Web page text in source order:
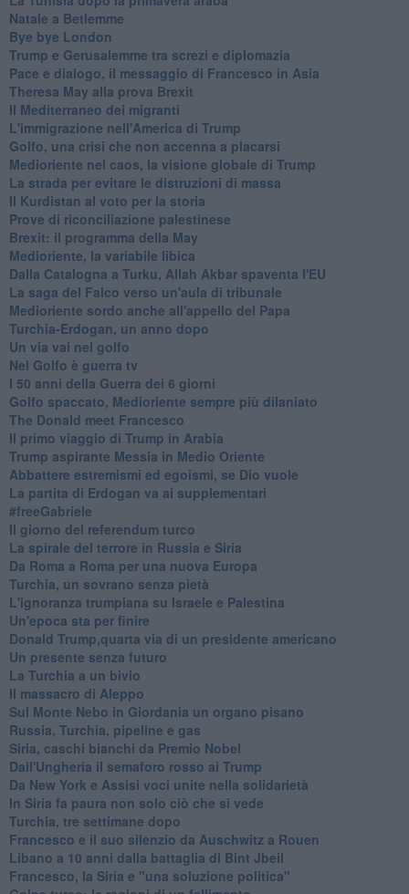
Natale a Betlemme
Bye bye London
Trump e Gerusalemme tra screzi e diplomazia
Pace e dialogo, il messaggio di Francesco in Asia
Theresa May alla prova Brexit
Il Mediterraneo dei migranti
L'immigrazione nell'America di Trump
Golfo, una crisi che non accenna a placarsi
Medioriente nel caos, la visione globale di Trump
La strada per evitare le distruzioni di massa
Il Kurdistan al voto per la storia
Prove di riconciliazione palestinese
Brexit: il programma della May
Medioriente, la variabile libica
Dalla Catalogna a Turku, Allah Akbar spaventa l'EU
La saga del Falco verso un'aula di tribunale
Medioriente sordo anche all'appello del Papa
Turchia-Erdogan, un anno dopo
Un via vai nel golfo
Nel Golfo è guerra tv
I 50 anni della Guerra dei 6 giorni
Golfo spaccato, Medioriente sempre più dilaniato
The Donald meet Francesco
Il primo viaggio di Trump in Arabia
Trump aspirante Messia in Medio Oriente
Abbattere estremismi ed egoismi, se Dio vuole
La partita di Erdogan va ai supplementari
#freeGabriele
Il giorno del referendum turco
La spirale del terrore in Russia e Siria
Da Roma a Roma per una nuova Europa
Turchia, un sovrano senza pietà
L'ignoranza trumpiana su Israele e Palestina
Un'epoca sta per finire
Donald Trump,quarta via di un presidente americano
Un presente senza futuro
La Turchia a un bivio
Il massacro di Aleppo
Sul Monte Nebo in Giordania un organo pisano
Russia, Turchia, pipeline e gas
Siria, caschi bianchi da Premio Nobel
Dall'Ungheria il semaforo rosso ai Trump
Da New York e Assisi voci unite nella solidarietà
In Siria fa paura non solo ciò che si vede
Turchia, tre settimane dopo
Francesco e il suo silenzio da Auschwitz a Rouen
Libano a 10 anni dalla battaglia di Bint Jbeil
Francesco, la Siria e "una soluzione politica"